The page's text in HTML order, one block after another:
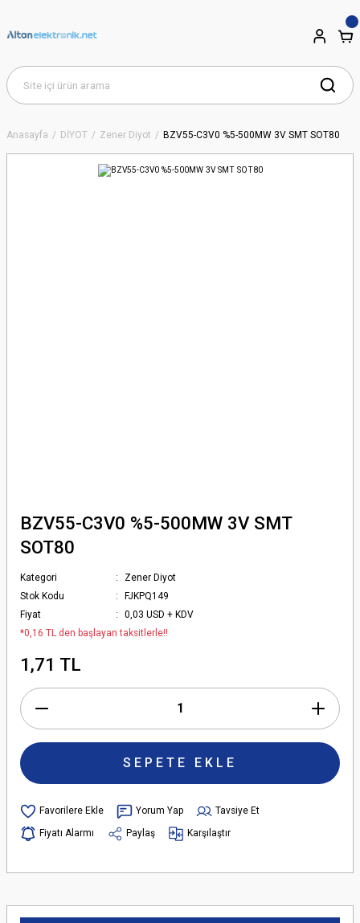
Anasayfa DİYOT Zener Diyot BZV55-C3V0 %5-500MW 3V SMT SOT80
BZV55-C3V0 %5-500MW 3V SMT
SOT80
Kategori
Zener Diyot
Stok Kodu
FJKPQ149
Fiyat
0,03 USD + KDV
*0,16 TL den başlayan taksitlerle!!
1,71 TL
SEPETE EKLE
Yorum Yap
Tavsiye Et
Fiyatı Alarmı
Paylaş Karşılaştır